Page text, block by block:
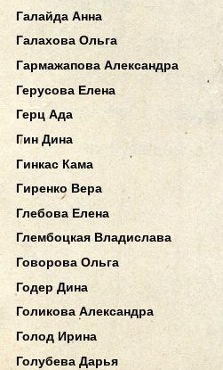
Галайда Анна
Галахова Ольга
Гармажапова Александра
Герусова Елена
Герц Ада
Гин Дина
Гинкас Кама
Гиренко Вера
Глебова Елена
Глембоцкая Владислава
Говорова Ольга
Годер Дина
Голикова Александра
Голод Ирина
Голубева Дарья